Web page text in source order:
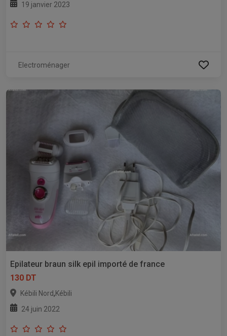
19 janvier 2023
Electroménager
Epilateur braun silk epil importé de france
130 DT
Kébili Nord,Kébili
24 juin 2022